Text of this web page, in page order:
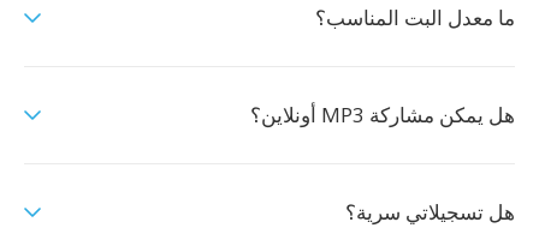
ما معدل البت المناسب؟
هل يمكن مشاركة MP3 أونلاين؟
هل تسجيلاتي سرية؟